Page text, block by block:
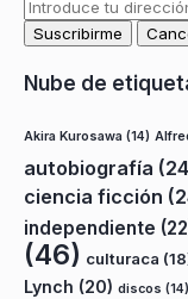
Nube de
Akira Kurosawa (14)
autobiografía
ciencia ficción
independiente
(46) culturaca
Lynch (20) discos (14)